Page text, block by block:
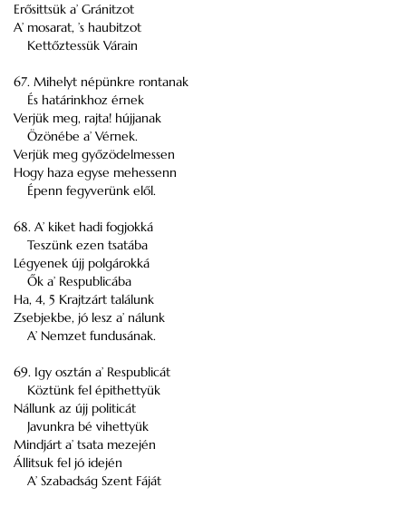
Erősittsük a’ Gránitzot
A’ mosarat, ’s haubitzot
Kettőztessük Várain
67. Mihelyt népünkre rontanak
És határinkhoz érnek
Verjük meg, rajta! hújjanak
Özönébe a’ Vérnek.
Verjük meg győzödelmessen
Hogy haza egyse mehessenn
Épenn fegyverünk elől.
68. A’ kiket hadi fogjokká
Teszünk ezen tsatába
Légyenek újj polgárokká
Ők a’ Respublicába
Ha, 4, 5 Krajtzárt találunk
Zsebjekbe, jó lesz a’ nálunk
A’ Nemzet fundusának.
69. Igy osztán a’ Respublicát
Köztünk fel épithettyük
Nállunk az újj politicát
Javunkra bé vihettyük
Mindjárt a’ tsata mezején
Állitsuk fel jó idején
A’ Szabadság Szent Fáját